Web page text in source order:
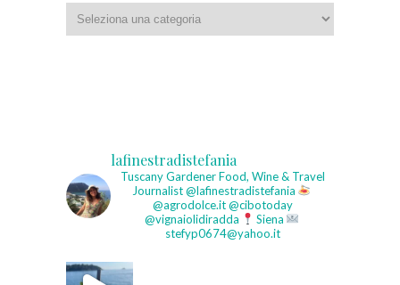
lafinestradistefania
Tuscany GardenerFood, Wine & Travel
Journalist@lafinestradistefania
@agrodolce.it @cibotoday
@vignaiolidiradda
Siena
stefyp0674@yahoo.it